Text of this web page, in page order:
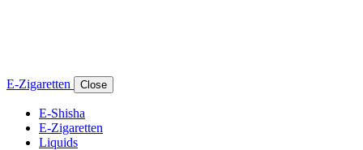
E-Zigaretten Close
E-Shisha
E-Zigaretten
Liquids